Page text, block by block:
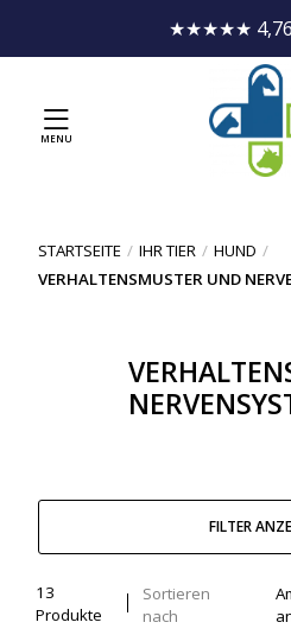
★★★★★ 4,76
MENU
STARTSEITE / IHR TIER / HUND /
VERHALTENSMUSTER UND
FILTER
13
Produkte
Sortieren
nach